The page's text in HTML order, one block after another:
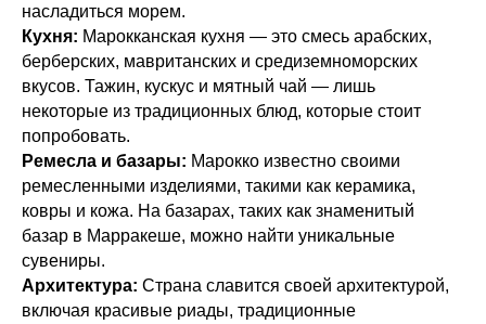
насладиться морем.
Кухня: Марокканская кухня — это смесь арабских,
берберских, мавританских и средиземноморских
вкусов. Тажин, кускус и мятный чай — лишь
некоторые из традиционных блюд, которые стоит
попробовать.
Ремесла и базары: Марокко известно своими
ремесленными изделиями, такими как керамика,
ковры и кожа. На базарах, таких как знаменитый
базар в Марракеше, можно найти уникальные
сувениры.
Архитектура: Страна славится своей архитектурой,
включая красивые риады, традиционные